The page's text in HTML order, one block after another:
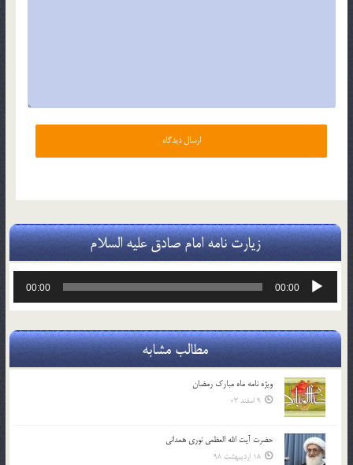
زیارت نامه امام صادق علیه السلام
پخش‌کننده
00:00
00:00
مطالب مشابه
ویژه نامه ماه مبارک رمضان
9 اسفند 03
حضرت آیت الله العظمی نوری همدانی
18 اردیبهشت 98